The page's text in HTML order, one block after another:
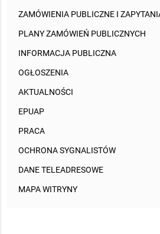
ZAMÓWIENIA PUBLICZNE I
PLANY ZAMÓWIEŃ PUBLICZNYCH
INFORMACJA PUBLICZNA
OGŁOSZENIA
AKTUALNOŚCI
EPUAP
PRACA
OCHRONA SYGNALISTÓW
DANE TELEADRESOWE
MAPA WITRYNY